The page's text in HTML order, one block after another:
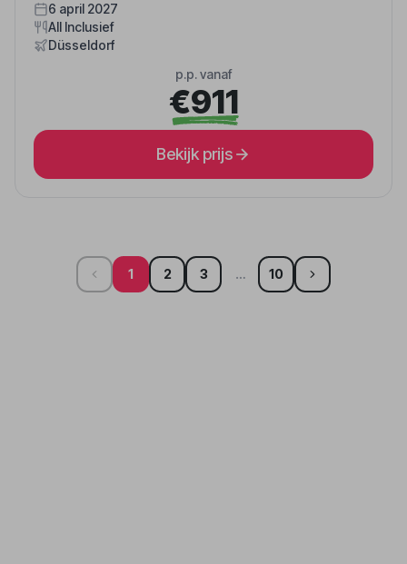
6 april 2027
All Inclusief
Düsseldorf
p.p. vanaf
€911
Bekijk prijs
1 2 3 … 10